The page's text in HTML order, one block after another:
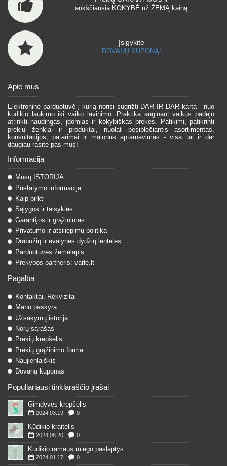
aukščiausia KOKYBĖ už ŽEMĄ kainą
Įsigykite
DOVANŲ KUPONĄ!
Apie mus
Elektroninė parduotuvė į kurią norisi sugrįžti DAR IR DAR kartą - nuo
kūdikio laukimo iki vaiko lavinimo. Praktika auginant vaikus padėjo
atrinkti naudingas, įdomias ir kokybiškas prekes. Patikimi, patikrinti
prekių ženklai ir produktai, nuolat besiplečiantis asortimentas,
konsultacijos, patarimai ir malonus aptarnavimas - visa tai ir dar
daugiau rasite pas mus!
Informacija
Mūsų ISTORIJA
Pristatymo informacija
Kaip pirkti
Sąlygos ir taisyklės
Garantijos ir grąžinimas
Privatumo ir atsiliepimų politika
Drabužių ir avalynės dydžių lentelės
Parduotuvės žemėlapis
Prekybos partneris: varle.lt
Pagalba
Kontaktai, Rekvizitai
Mano paskyra
Užsakymų istorija
Norų sąrašas
Prekių krepšelis
Prekių grąžinimo forma
Naujienlaiškis
Dovanų kuponas
Populiariausi tinklaraščio įrašai
Gimdyvės krepšelis
2024.03.19 0
Kūdikio kraitelis
2024.05.20 0
Kūdikio ramaus miego paslaptys
2024.01.17 0